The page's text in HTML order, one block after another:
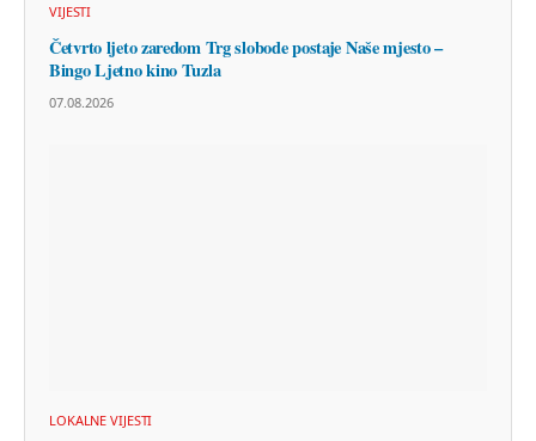
VIJESTI
Četvrto ljeto zaredom Trg slobode postaje Naše mjesto –
Bingo Ljetno kino Tuzla
07.08.2026
LOKALNE VIJESTI